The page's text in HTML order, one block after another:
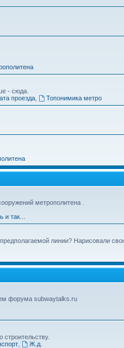
- сюда.
проезда, Топонимика метро
метрополитена .
и так...
линии? Нарисовали
форума subwaytalks.ru
, Ж.д.